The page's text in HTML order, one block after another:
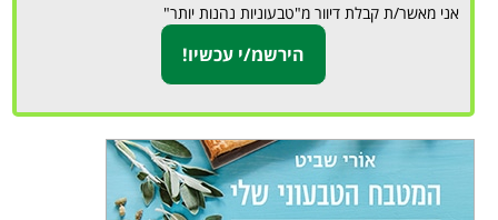
אני מאשר/ת קבלת דיוור מ"טבעוניות נהנות יותר"